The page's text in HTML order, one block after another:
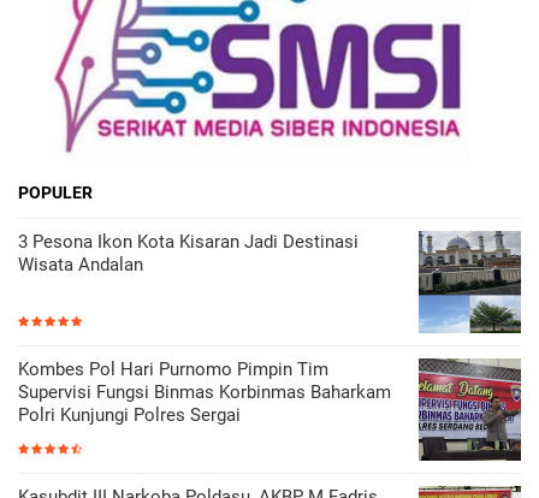
POPULER
3 Pesona Ikon Kota Kisaran Jadi Destinasi
Wisata Andalan
Kombes Pol Hari Purnomo Pimpin Tim
Supervisi Fungsi Binmas Korbinmas Baharkam
Polri Kunjungi Polres Sergai